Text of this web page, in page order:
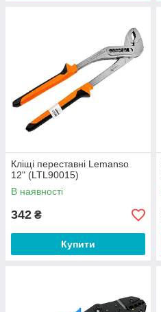
Кліщі переставні Lemanso
12" (LTL90015)
В наявності
342 ₴
Купити